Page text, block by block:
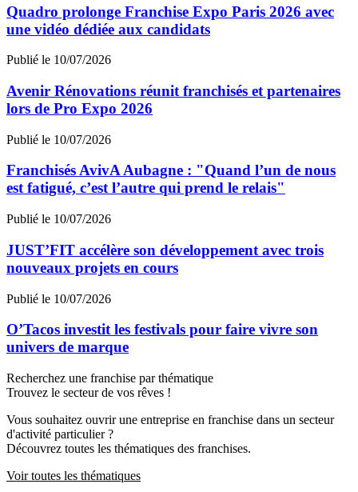
Quadro prolonge Franchise Expo Paris 2026 avec
une vidéo dédiée aux candidats
Publié le 10/07/2026
Avenir Rénovations réunit franchisés et partenaires
lors de Pro Expo 2026
Publié le 10/07/2026
Franchisés AvivA Aubagne : "Quand l’un de nous
est fatigué, c’est l’autre qui prend le relais"
Publié le 10/07/2026
JUST’FIT accélère son développement avec trois
nouveaux projets en cours
Publié le 10/07/2026
O’Tacos investit les festivals pour faire vivre son
univers de marque
Recherchez une franchise par thématique
Trouvez le secteur de vos rêves !
Vous souhaitez ouvrir une entreprise en franchise dans un secteur
d'activité particulier ?
Découvrez toutes les thématiques des franchises.
Voir toutes les thématiques